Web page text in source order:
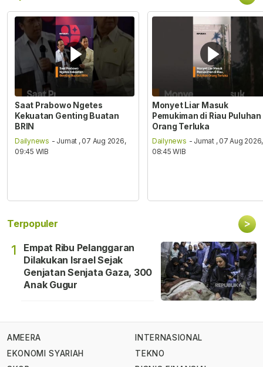
Saat Prabowo Ngetes
Kekuatan Genting Buatan
BRIN
Dailynews - Jumat , 07 Aug 2026,
09:45 WIB
Monyet Liar Masuk
Pemukiman di Riau Puluhan
Orang Terluka
Dailynews - Jumat , 07 Aug 2026,
08:45 WIB
Terpopuler >
1
Empat Ribu Pelanggaran
Dilakukan Israel Sejak
Genjatan Senjata Gaza, 300
Anak Gugur
AMEERA
EKONOMI SYARIAH
INTERNASIONAL
TEKNO